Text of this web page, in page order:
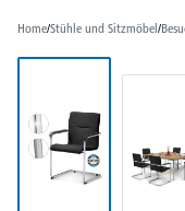
Home/Stühle und Sitzmöbel/